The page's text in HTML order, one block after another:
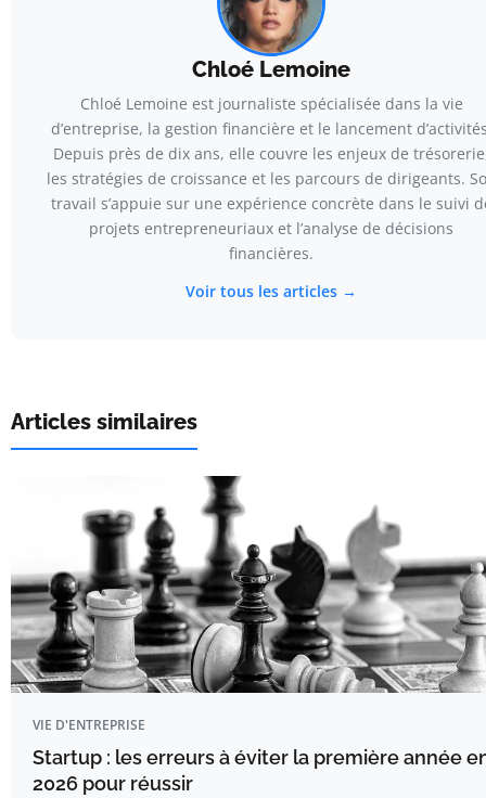
Chloé Lemoine
Chloé Lemoine est journaliste spécialisée dans la vie
d’entreprise, la gestion financière et le lancement
Depuis près de dix ans, elle couvre les enjeux de
les stratégies de croissance et les parcours de dirigeants.
travail s’appuie sur une expérience concrète dans le suivi
projets entrepreneuriaux et l’analyse de décisions
financières.
Voir tous les articles →
Articles similaires
VIE D'ENTREPRISE
Startup : les erreurs à éviter la première année
2026 pour réussir